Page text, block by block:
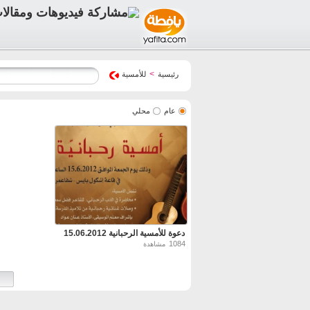
رئيسية > للأمسية
عام محلي
دعوة للأمسية الرحبانية 15.06.2012
1084 مشاهدة